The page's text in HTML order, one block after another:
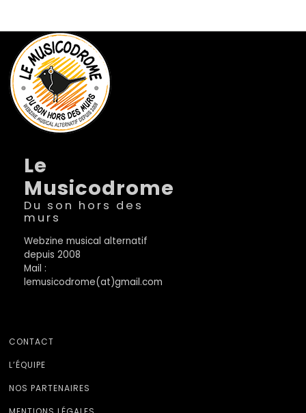
Le
Musicodrome
Du son hors des
murs
Webzine musical alternatif
depuis 2008
Mail :
lemusicodrome(at)gmail.com
CONTACT
L’ÉQUIPE
NOS PARTENAIRES